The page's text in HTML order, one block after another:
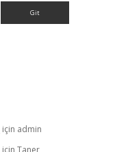
için admin
için Taner